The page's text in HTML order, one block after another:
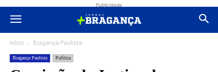
Publicidade
Início Bragança Paulista
Bragança Paulista Política